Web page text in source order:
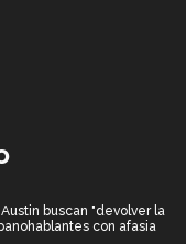
buscan "devolver la
con afasia